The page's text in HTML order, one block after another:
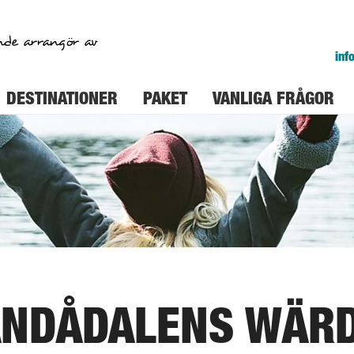
arrangör av
DESTINATIONER PAKET VANLIGA FRÅGOR